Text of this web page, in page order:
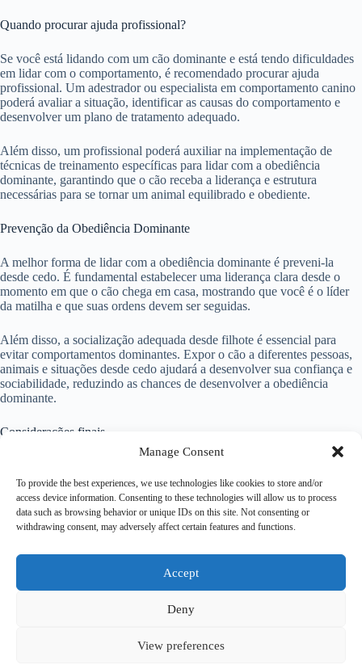
Manage Consent
To provide the best experiences, we use technologies like cookies to store and/or
access device information. Consenting to these technologies will allow us to process
data such as browsing behavior or unique IDs on this site. Not consenting or
withdrawing consent, may adversely affect certain features and functions.
Accept
Deny
View preferences
Quando procurar ajuda profissional?
Se você está lidando com um cão dominante e está tendo dificuldades
em lidar com o comportamento, é recomendado procurar ajuda
profissional. Um adestrador ou especialista em comportamento canino
poderá avaliar a situação, identificar as causas do comportamento e
desenvolver um plano de tratamento adequado.
Além disso, um profissional poderá auxiliar na implementação de
técnicas de treinamento específicas para lidar com a obediência
dominante, garantindo que o cão receba a liderança e estrutura
necessárias para se tornar um animal equilibrado e obediente.
Prevenção da Obediência Dominante
A melhor forma de lidar com a obediência dominante é preveni-la
desde cedo. É fundamental estabelecer uma liderança clara desde o
momento em que o cão chega em casa, mostrando que você é o líder
da matilha e que suas ordens devem ser seguidas.
Além disso, a socialização adequada desde filhote é essencial para
evitar comportamentos dominantes. Expor o cão a diferentes pessoas,
animais e situações desde cedo ajudará a desenvolver sua confiança e
sociabilidade, reduzindo as chances de desenvolver a obediência
dominante.
Considerações finais
afetar a relação entre o cão e o dono. Identificar as causas do
comportamento e buscar ajuda profissional são passos importantes para
lidar com essa situação.
obediência dominante e estabelecer uma relação saudável e equilibrada
com o cão. Lembre-se de que cada animal é único, e o tratamento pode
variar de acordo com as características individuais de cada cão.